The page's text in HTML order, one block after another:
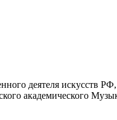
деятеля искусств
академического